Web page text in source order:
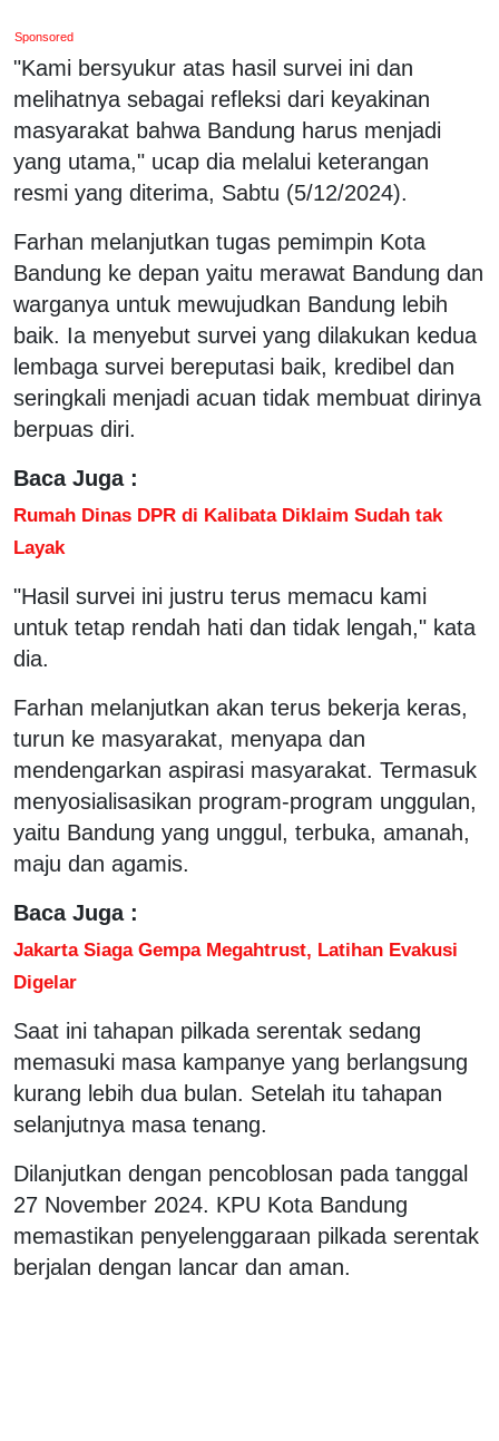
Sponsored
"Kami bersyukur atas hasil survei ini dan
melihatnya sebagai refleksi dari keyakinan
masyarakat bahwa Bandung harus menjadi
yang utama," ucap dia melalui keterangan
resmi yang diterima, Sabtu (5/12/2024).
Farhan melanjutkan tugas pemimpin Kota
Bandung ke depan yaitu merawat Bandung dan
warganya untuk mewujudkan Bandung lebih
baik. Ia menyebut survei yang dilakukan kedua
lembaga survei bereputasi baik, kredibel dan
seringkali menjadi acuan tidak membuat dirinya
berpuas diri.
Baca Juga :
Rumah Dinas DPR di Kalibata Diklaim Sudah tak
Layak
"Hasil survei ini justru terus memacu kami
untuk tetap rendah hati dan tidak lengah," kata
dia.
Farhan melanjutkan akan terus bekerja keras,
turun ke masyarakat, menyapa dan
mendengarkan aspirasi masyarakat. Termasuk
menyosialisasikan program-program unggulan,
yaitu Bandung yang unggul, terbuka, amanah,
maju dan agamis.
Baca Juga :
Jakarta Siaga Gempa Megahtrust, Latihan Evakusi
Digelar
Saat ini tahapan pilkada serentak sedang
memasuki masa kampanye yang berlangsung
kurang lebih dua bulan. Setelah itu tahapan
selanjutnya masa tenang.
Dilanjutkan dengan pencoblosan pada tanggal
27 November 2024. KPU Kota Bandung
memastikan penyelenggaraan pilkada serentak
berjalan dengan lancar dan aman.